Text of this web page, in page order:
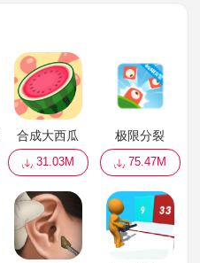
合成大西瓜
31.03M
极限分裂
75.47M